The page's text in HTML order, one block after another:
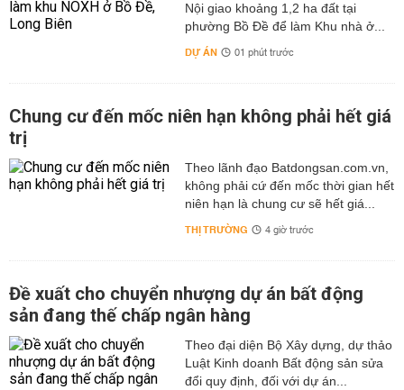
Nội giao khoảng 1,2 ha đất tại
phường Bồ Đề để làm Khu nhà ở...
DỰ ÁN 01 phút trước
Chung cư đến mốc niên hạn không phải hết giá
trị
Theo lãnh đạo Batdongsan.com.vn,
không phải cứ đến mốc thời gian hết
niên hạn là chung cư sẽ hết giá...
THỊ TRƯỜNG 4 giờ trước
Đề xuất cho chuyển nhượng dự án bất động
sản đang thế chấp ngân hàng
Theo đại diện Bộ Xây dựng, dự thảo
Luật Kinh doanh Bất động sản sửa
đổi quy định, đối với dự án...